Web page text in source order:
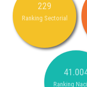
229
Ranking Sectorial
Ranking